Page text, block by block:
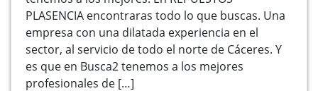
PLASENCIA encontraras todo lo que buscas. Una
empresa con una dilatada experiencia en el
sector, al servicio de todo el norte de Cáceres. Y
es que en Busca2 tenemos a los mejores
profesionales de […]